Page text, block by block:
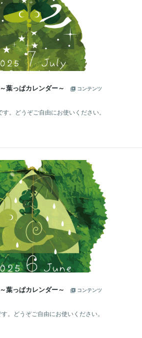
葉っぱカレンダー～
コンテンツ
。どうぞご自由にお使いください。
葉っぱカレンダー～
コンテンツ
。どうぞご自由にお使いください。